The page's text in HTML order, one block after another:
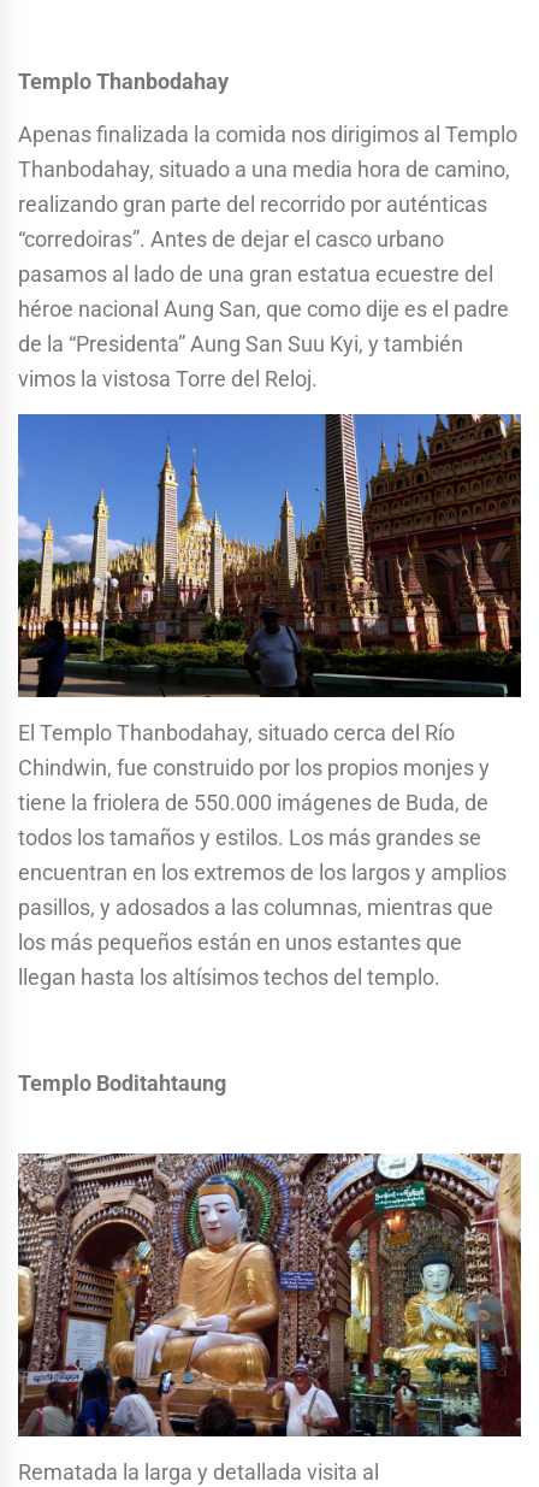
Templo Thanbodahay
Apenas finalizada la comida nos dirigimos al Templo
Thanbodahay, situado a una media hora de camino,
realizando gran parte del recorrido por auténticas
“corredoiras”. Antes de dejar el casco urbano
pasamos al lado de una gran estatua ecuestre del
héroe nacional Aung San, que como dije es el padre
de la “Presidenta” Aung San Suu Kyi, y también
vimos la vistosa Torre del Reloj.
El Templo Thanbodahay, situado cerca del Río
Chindwin, fue construido por los propios monjes y
tiene la friolera de 550.000 imágenes de Buda, de
todos los tamaños y estilos. Los más grandes se
encuentran en los extremos de los largos y amplios
pasillos, y adosados a las columnas, mientras que
los más pequeños están en unos estantes que
llegan hasta los altísimos techos del templo.
Templo Boditahtaung
Rematada la larga y detallada visita al